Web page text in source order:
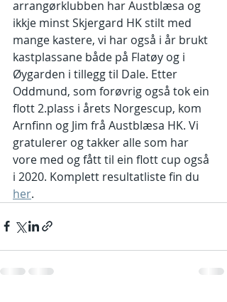
arrangørklubben har Austblæsa og
ikkje minst Skjergard HK stilt med
mange kastere, vi har også i år brukt
kastplassane både på Flatøy og i
Øygarden i tillegg til Dale. Etter
Oddmund, som forøvrig også tok ein
flott 2.plass i årets Norgescup, kom
Arnfinn og Jim frå Austblæsa HK. Vi
gratulerer og takker alle som har
vore med og fått til ein flott cup også
i 2020. Komplett resultatliste fin du
her.